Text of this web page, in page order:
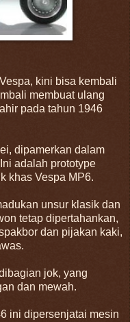
kini bisa kembali
membuat ulang
pada tahun 1946
dipamerkan dalam
adalah prototype
khas Vespa MP6.
unsur klasik dan
tetap dipertahankan,
dan pijakan kaki,
jok, yang
dan mewah.
ini dipersenjatai mesin